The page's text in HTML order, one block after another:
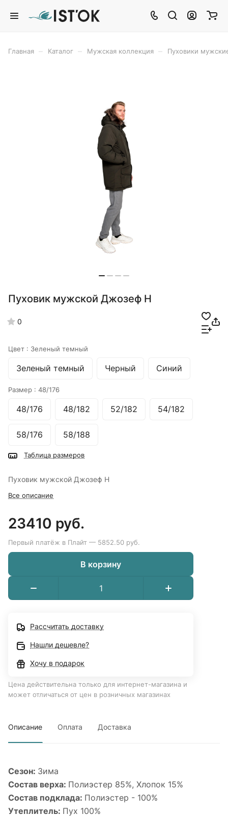
Главная Каталог Мужская коллекция Пуховики
Пуховик мужской Джозеф Н
0
Цвет : Зеленый темный
Зеленый темный Черный Синий
Размер : 48/176
48/176 48/182 52/182 54/182
58/176 58/188
Таблица размеров
Пуховик мужской Джозеф Н
Все описание
23410 руб.
Первый платёж в Плайт — 5852.50 руб.
В корзину
Рассчитать доставку
Нашли дешевле?
Хочу в подарок
Цена действительна только для интернет-магазина и
может отличаться от цен в розничных магазинах
Описание Оплата Доставка
Сезон: Зима
Состав верха: Полиэстер 85%, Хлопок 15%
Состав подклада: Полиэстер - 100%
Утеплитель: Пух 100%